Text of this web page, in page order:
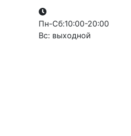
Пн-Сб:10:00-20:00
Вс: выходной